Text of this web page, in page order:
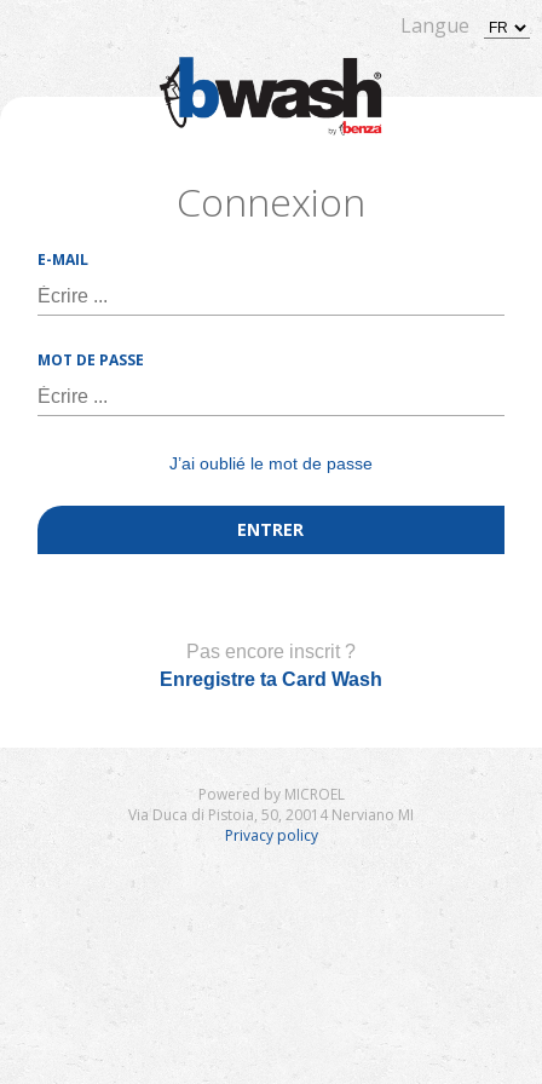
Connexion
E-MAIL
MOT DE PASSE
J’ai oublié le mot de passe
ENTRER
Pas encore inscrit ?
Enregistre ta Card Wash
Langue
Powered by MICROEL
Via Duca di Pistoia, 50, 20014 Nerviano MI
Privacy policy